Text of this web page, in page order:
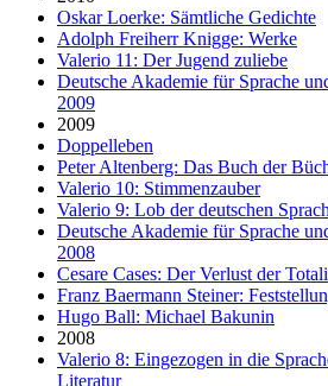
Oskar Loerke: Sämtliche Gedichte
Adolph Freiherr Knigge: Werke
Valerio 11: Der Jugend zuliebe
Deutsche Akademie für Sprache
2009
2009
Doppelleben
Peter Altenberg: Das Buch der
Valerio 10: Stimmenzauber
Valerio 9: Lob der deutschen
Deutsche Akademie für Sprache
2008
Cesare Cases: Der Verlust der
Franz Baermann Steiner:
Hugo Ball: Michael Bakunin
2008
Valerio 8: Eingezogen in die
Literatur